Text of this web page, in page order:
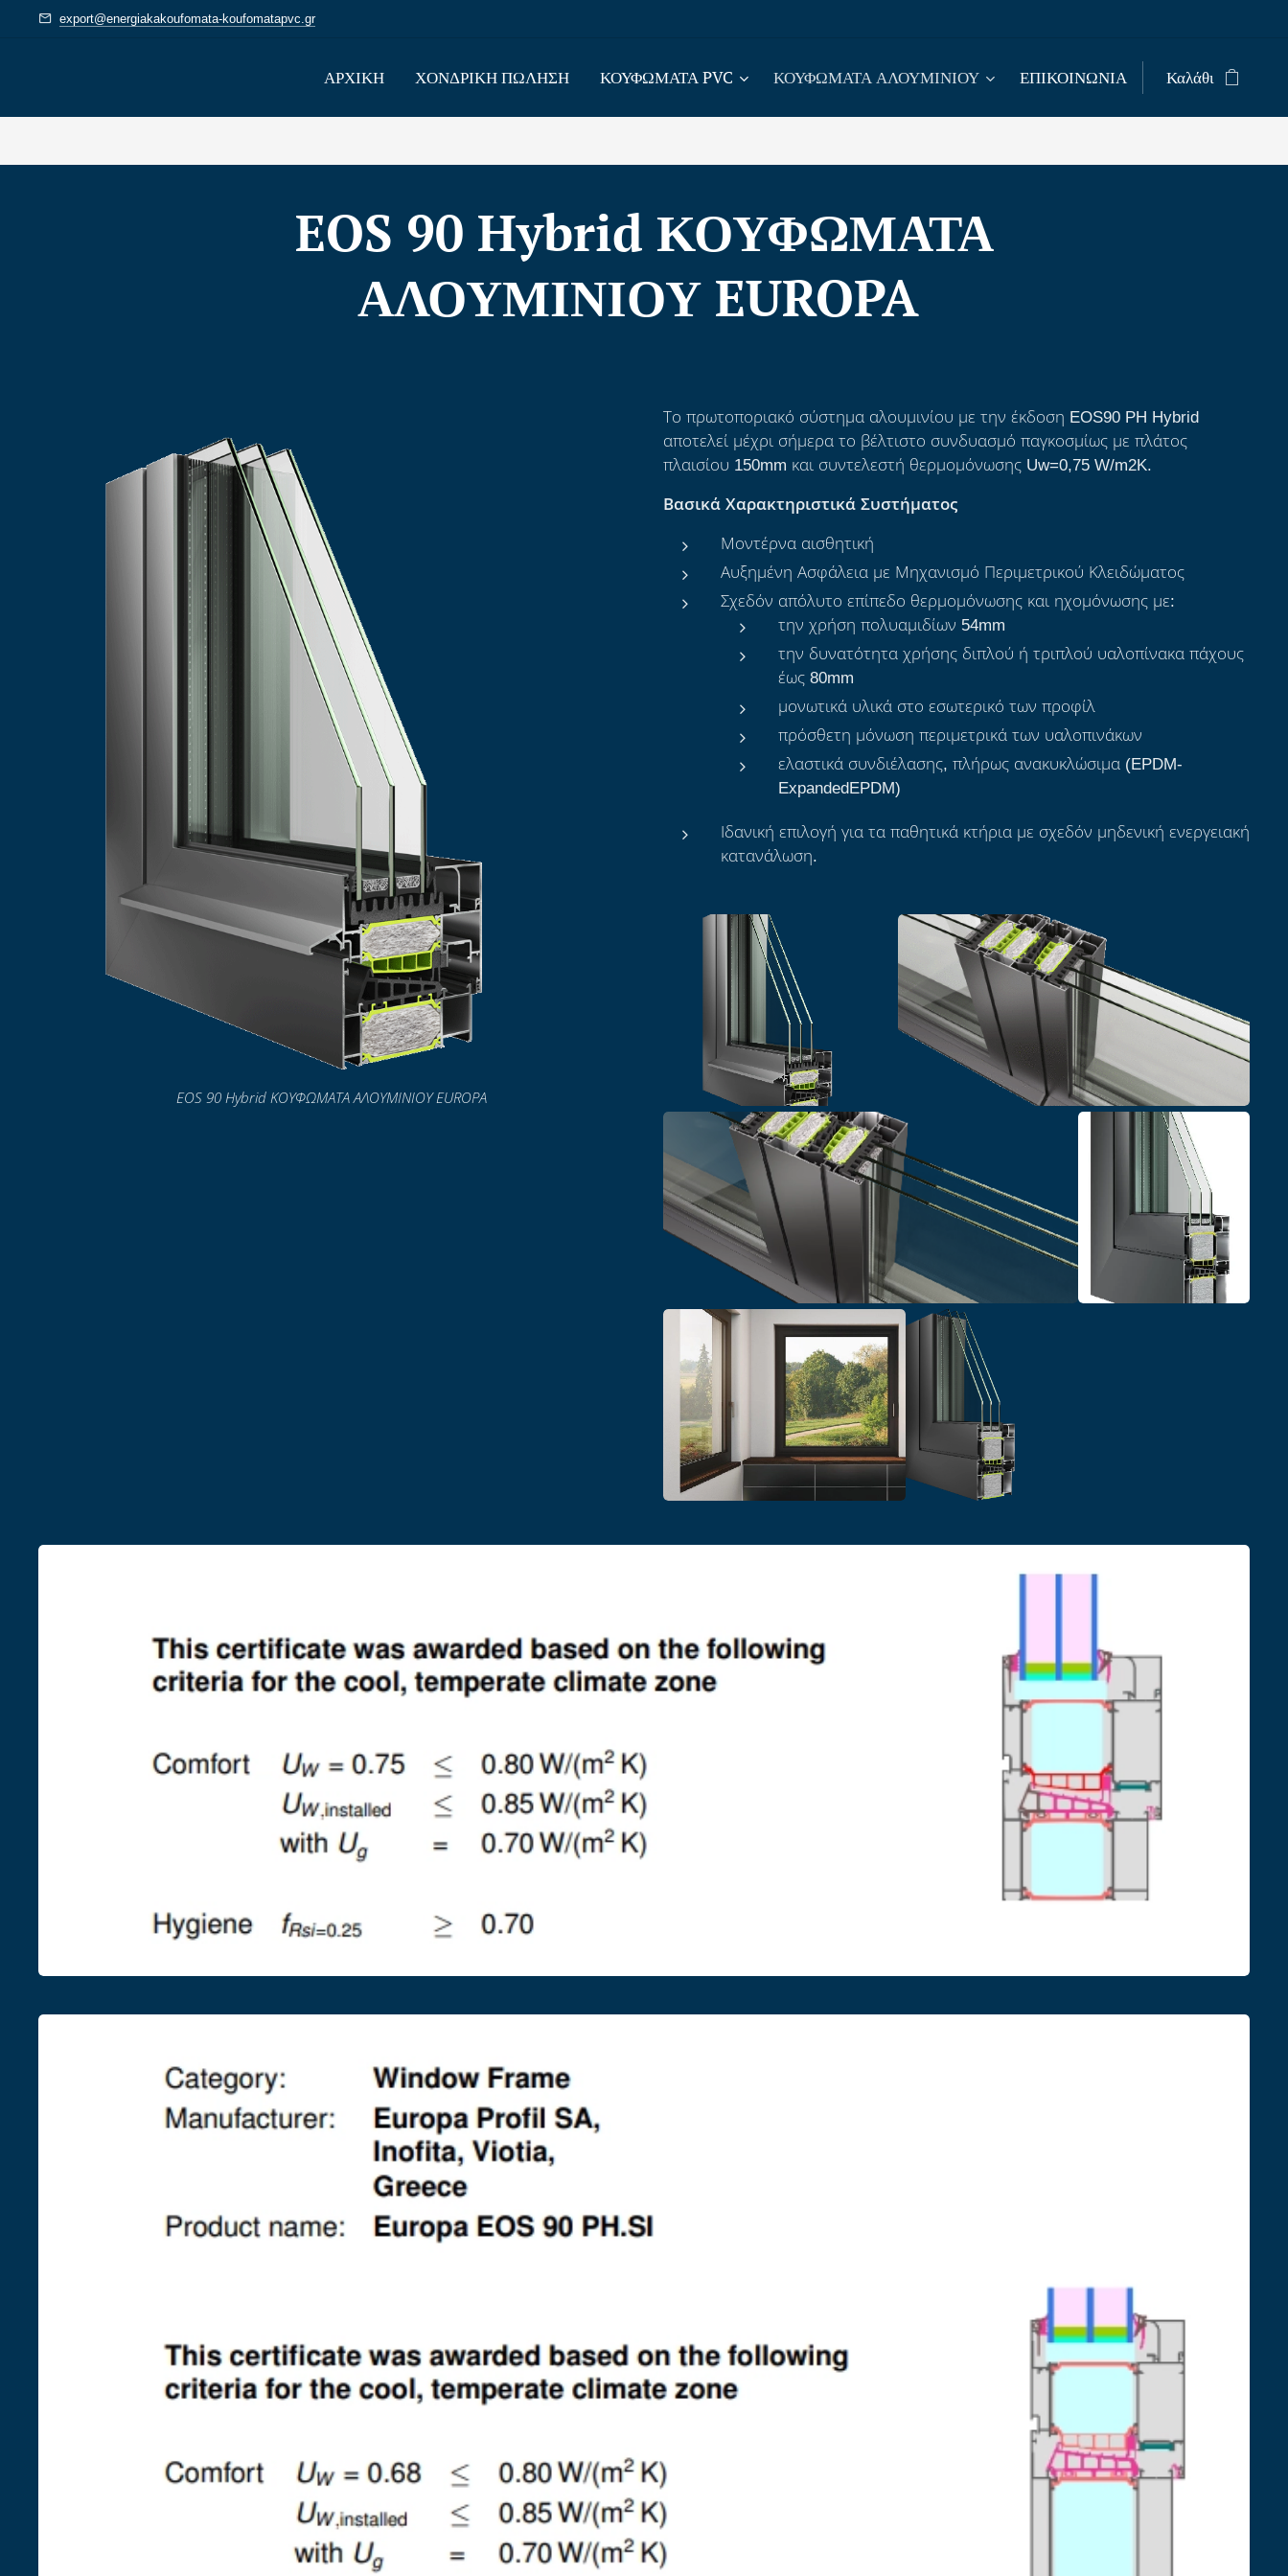
export@energiakakoufomata-koufomatapvc.gr
ΑΡΧΙΚΗ ΧΟΝΔΡΙΚΗ ΠΩΛΗΣΗ ΚΟΥΦΩΜΑΤΑ PVC ΚΟΥΦΩΜΑΤΑ ΑΛΟΥΜΙΝΙΟΥ ΕΠΙΚΟΙΝΩΝΙΑ Καλάθι
EOS 90 Hybrid ΚΟΥΦΩΜΑΤΑ
ΑΛΟΥΜΙΝΙΟΥ EUROPA
EOS 90 Hybrid ΚΟΥΦΩΜΑΤΑ ΑΛΟΥΜΙΝΙΟΥ EUROPA
Το πρωτοποριακό σύστημα αλουμινίου με την έκδοση EOS90 PH Hybrid
αποτελεί μέχρι σήμερα το βέλτιστο συνδυασμό παγκοσμίως με πλάτος
πλαισίου 150mm και συντελεστή θερμομόνωσης Uw=0,75 W/m2K.
Βασικά Χαρακτηριστικά Συστήματος
Μοντέρνα αισθητική
Αυξημένη Ασφάλεια με Μηχανισμό Περιμετρικού Κλειδώματος
Σχεδόν απόλυτο επίπεδο θερμομόνωσης και ηχομόνωσης με:
την χρήση πολυαμιδίων 54mm
την δυνατότητα χρήσης διπλού ή τριπλού υαλοπίνακα πάχους
έως 80mm
μονωτικά υλικά στο εσωτερικό των προφίλ
πρόσθετη μόνωση περιμετρικά των υαλοπινάκων
ελαστικά συνδιέλασης, πλήρως ανακυκλώσιμα (EPDM-
ExpandedEPDM)
Ιδανική επιλογή για τα παθητικά κτήρια με σχεδόν μηδενική ενεργειακή
κατανάλωση.